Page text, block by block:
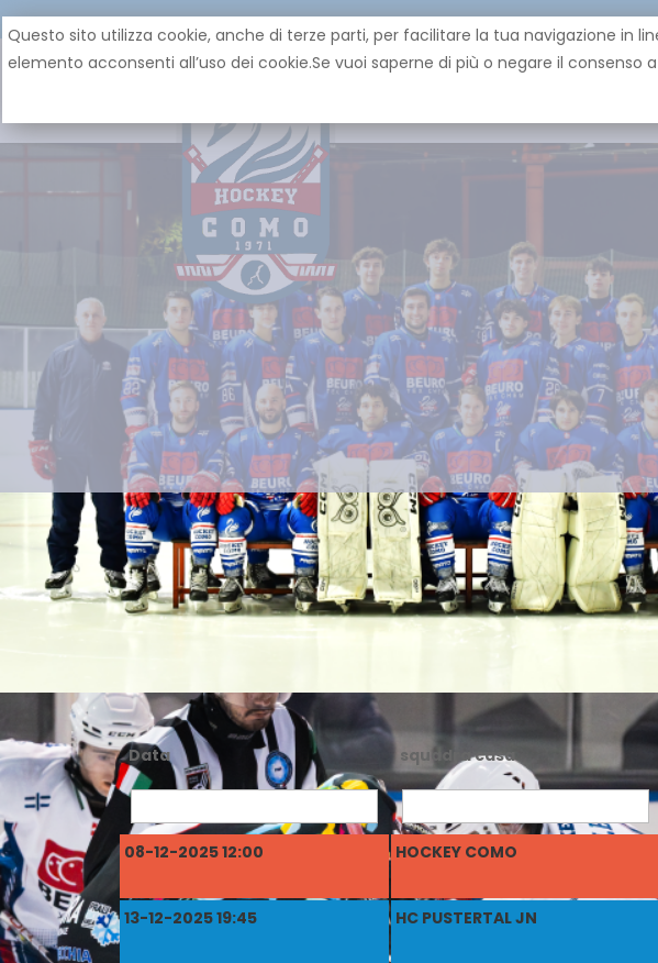
Data squadra casa
08-12-2025 12:00 HOCKEY COMO
13-12-2025 19:45 HC PUSTERTAL JN
Questo sito utilizza cookie, anche di terze parti, per facilitare la tua navigazione in
elemento acconsenti all’uso dei cookie.Se vuoi saperne di più o negare il consenso